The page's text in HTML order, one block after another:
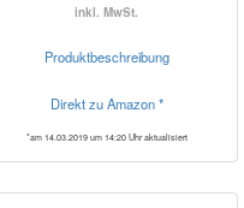
inkl. MwSt.
Produktbeschreibung
Direkt zu Amazon *
*am 14.03.2019 um 14:20 Uhr aktualisiert